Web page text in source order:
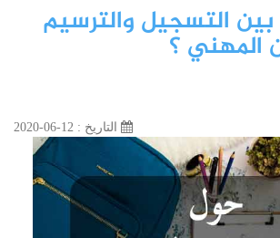
التسجيل والترسيم
المهني ؟
التاريخ : 12-06-2020